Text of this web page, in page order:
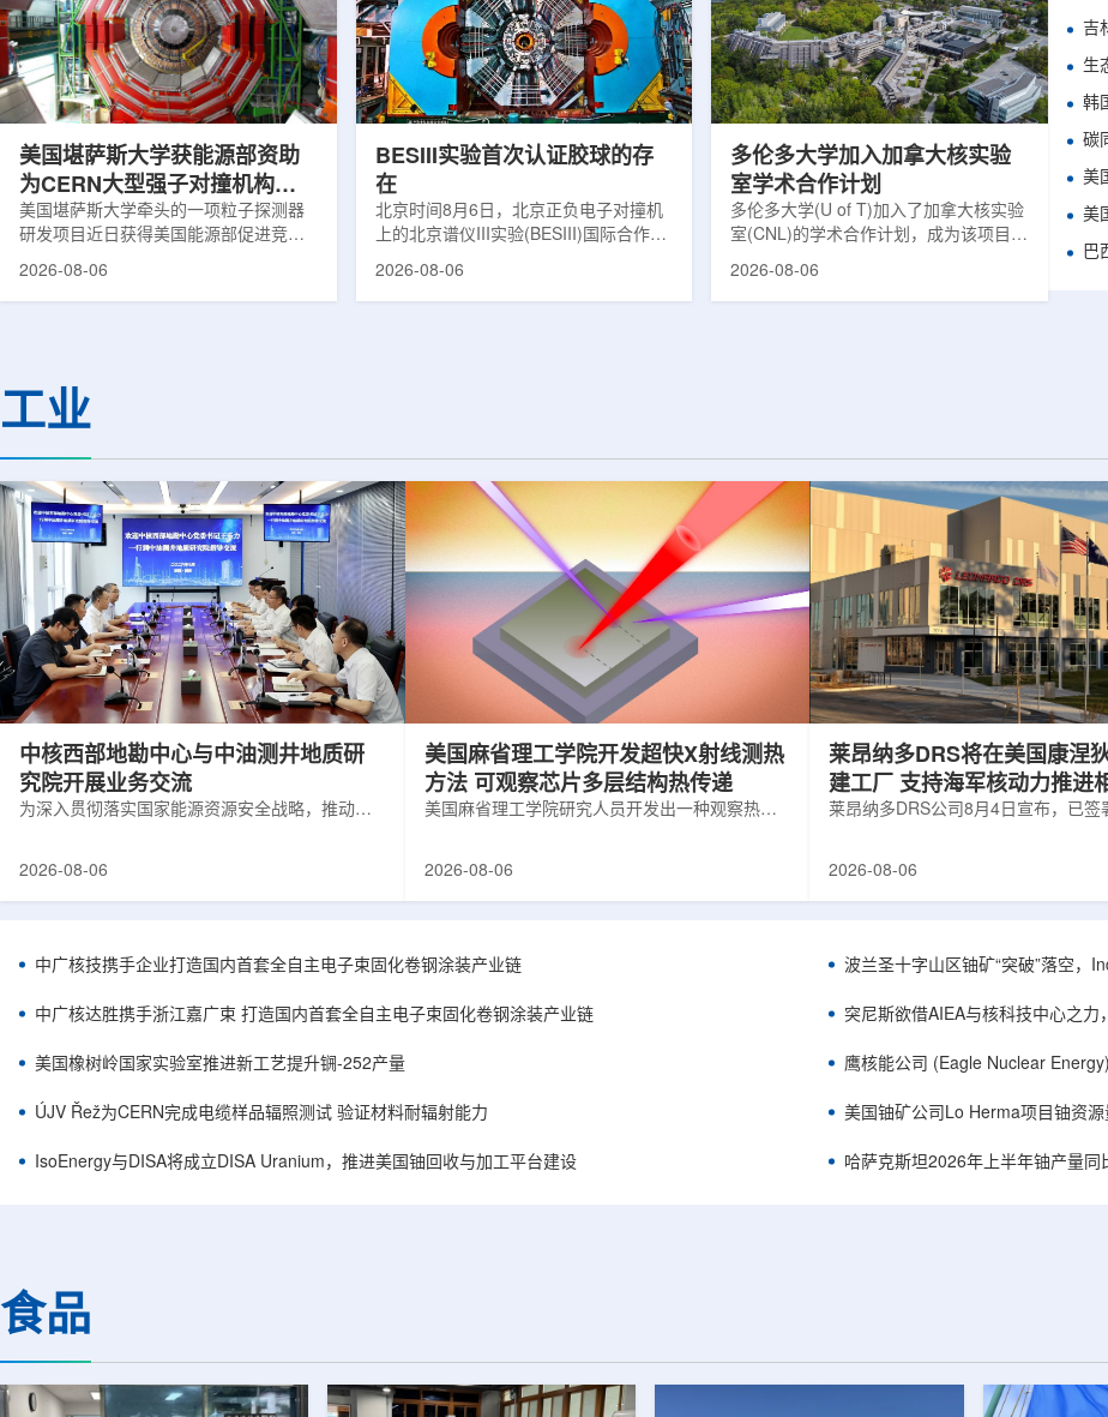
多层结构时存在局限，例如常用的时域
热反射法难以区分不同材料层中的热传
输情况，红外成像等方法也难以在微小
尺度上捕捉快速变化。为解决这一问
题...
像素数字相机DECam，并将其安装在位
于智利安第斯山脉的美国国家科学基金
会托洛洛山美洲际天文台的布兰科4米望
远镜上。(图片由Reidar Hahn/费米国家
加速...
高性能计算，用于预测微小缺陷如何影
响微电子器件的性能和寿命。(图片由
ChatGPT 提供。)微电子器件广泛用于
智能手机、笔记本电脑、安全通信和人
工...
美国堪萨斯大学获能源部资助
为CERN大型强子对撞机构建
新一代探测器
美国堪萨斯大学牵头的一项粒子探测器
研发项目近日获得美国能源部促进竞争
性研究的既定计划(DOE EPSCoR)资
萨斯大学物理与天文系教授迈克尔·默里
和堪萨斯大学杰出教授克里斯托夫·罗永
2026-08-06
BESIII实验首次认证胶球的存
在
北京时间8月6日，北京正负电子对撞机
上的北京谱仪III实验(BESIII)国际合作组
在巴西举行的国际高能物理大会(ICHEP
互...
2026-08-06
多伦多大学加入加拿大核实验
室学术合作计划
多伦多大学(U of T)加入了加拿大核实验
室(CNL)的学术合作计划，成为该项目中
的第十家参与机构。这项举措旨在加强
2026-08-06
吉
生
美
美
巴
工业
中核西部地勘中心与中油测井地质研
究院开展业务交流
为深入贯彻落实国家能源资源安全战略，推动油
地质研究院，开展专项技术交流研讨。会上，中
内油气测井成套装备、井下探测、岩石物理实
验、智能测井解释、深井探测及多源地质数据解
析等成熟技术体系，并结合实战案例分享了含油
气盆地铀矿勘查经验。王乐力介绍了西部中...
2026-08-06
美国麻省理工学院开发超快X射线测热
方法 可观察芯片多层结构热传递
美国麻省理工学院研究人员开发出一种观察热量
寸不断缩小、功率密度持续提高，器件过热正成
在面对真实电子器件的多层结构时存在局限，例
如常用的时域热反射法难以区分不同材料层中的
热传输情况，红外成像等方法也难以在微小尺度
上捕捉快速变化。为解决这一问题...
2026-08-06
莱昂纳多DRS将在美国康涅
建工厂 支持海军核动力推进
增长
莱昂纳多DRS公司8月4日宣布，已签
并为公司在核能领域的后续增长提供
尔德帕克里奇路120号，占地约
尺。工厂建成后，将整合目前分布在
丹伯里和贝瑟尔三个地点的业务。该
2027年初投入使用，若最终设计和租
2026-08-06
中广核技携手企业打造国内首套全自主电子束固化卷钢涂装产业链
中广核达胜携手浙江嘉广束 打造国内首套全自主电子束固化卷钢涂装产业链
美国橡树岭国家实验室推进新工艺提升锎-252产量
ÚJV Řež为CERN完成电缆样品辐照测试 验证材料耐辐射能力
IsoEnergy与DISA将成立DISA Uranium，推进美国铀回收与加工平台建设
波兰圣十字山区铀矿“突破”落空，
突尼斯欲借AIEA与核科技中心之力
鹰核能公司 (Eagle Nuclear
美国铀矿公司Lo Herma项目铀资
哈萨克斯坦2026年上半年铀产量同
食品